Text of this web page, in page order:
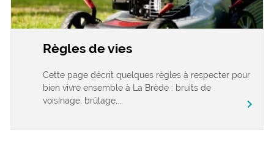
Règles de vies
Cette page décrit quelques règles à respecter pour
bien vivre ensemble à La Brède : bruits de
voisinage, brûlage,...
chevron_right